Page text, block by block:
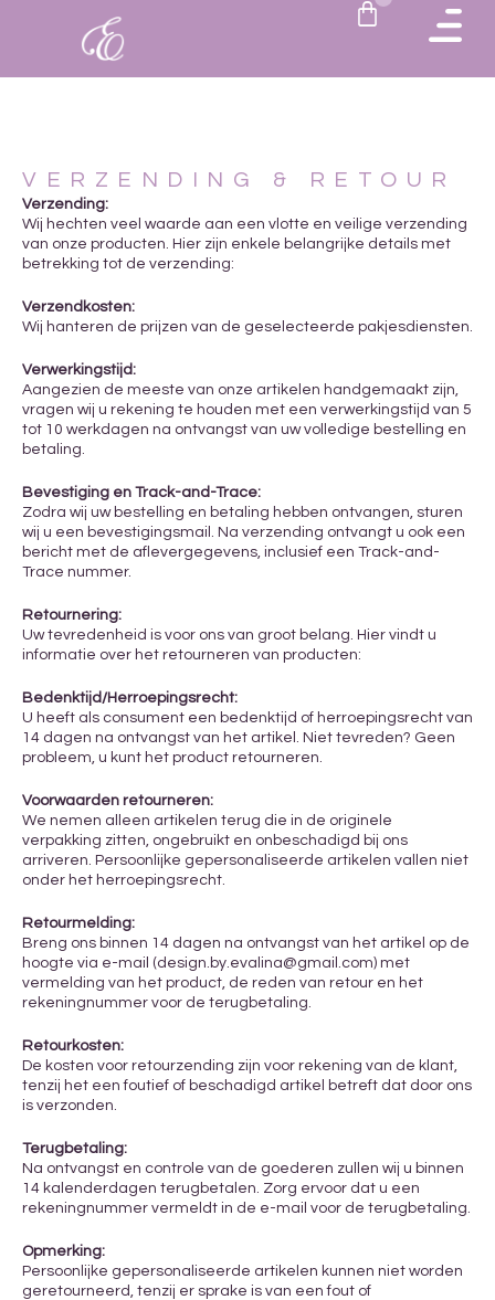
VERZENDING & RETOUR
Verzending:
Wij hechten veel waarde aan een vlotte en veilige verzending
van onze producten. Hier zijn enkele belangrijke details met
betrekking tot de verzending:
Verzendkosten:
Wij hanteren de prijzen van de geselecteerde pakjesdiensten.
Verwerkingstijd:
Aangezien de meeste van onze artikelen handgemaakt zijn,
vragen wij u rekening te houden met een verwerkingstijd van 5
tot 10 werkdagen na ontvangst van uw volledige bestelling en
betaling.
Bevestiging en Track-and-Trace:
Zodra wij uw bestelling en betaling hebben ontvangen, sturen
wij u een bevestigingsmail. Na verzending ontvangt u ook een
bericht met de aflevergegevens, inclusief een Track-and-
Trace nummer.
Retournering:
Uw tevredenheid is voor ons van groot belang. Hier vindt u
informatie over het retourneren van producten:
Bedenktijd/Herroepingsrecht:
U heeft als consument een bedenktijd of herroepingsrecht van
14 dagen na ontvangst van het artikel. Niet tevreden? Geen
probleem, u kunt het product retourneren.
Voorwaarden retourneren:
We nemen alleen artikelen terug die in de originele
verpakking zitten, ongebruikt en onbeschadigd bij ons
arriveren. Persoonlijke gepersonaliseerde artikelen vallen niet
onder het herroepingsrecht.
Retourmelding:
Breng ons binnen 14 dagen na ontvangst van het artikel op de
hoogte via e-mail (design.by.evalina@gmail.com) met
vermelding van het product, de reden van retour en het
rekeningnummer voor de terugbetaling.
Retourkosten:
De kosten voor retourzending zijn voor rekening van de klant,
tenzij het een foutief of beschadigd artikel betreft dat door ons
is verzonden.
Terugbetaling:
Na ontvangst en controle van de goederen zullen wij u binnen
14 kalenderdagen terugbetalen. Zorg ervoor dat u een
rekeningnummer vermeldt in de e-mail voor de terugbetaling.
Opmerking:
Persoonlijke gepersonaliseerde artikelen kunnen niet worden
geretourneerd, tenzij er sprake is van een fout of